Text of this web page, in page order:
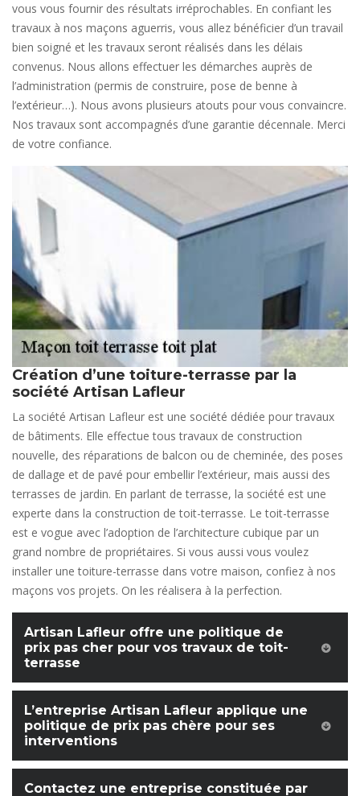
vous vous fournir des résultats irréprochables. En confiant les
travaux à nos maçons aguerris, vous allez bénéficier d’un travail
bien soigné et les travaux seront réalisés dans les délais
convenus. Nous allons effectuer les démarches auprès de
l’administration (permis de construire, pose de benne à
l’extérieur…). Nous avons plusieurs atouts pour vous convaincre.
Nos travaux sont accompagnés d’une garantie décennale. Merci
de votre confiance.
Création d’une toiture-terrasse par la
société Artisan Lafleur
La société Artisan Lafleur est une société dédiée pour travaux
de bâtiments. Elle effectue tous travaux de construction
nouvelle, des réparations de balcon ou de cheminée, des poses
de dallage et de pavé pour embellir l’extérieur, mais aussi des
terrasses de jardin. En parlant de terrasse, la société est une
experte dans la construction de toit-terrasse. Le toit-terrasse
est e vogue avec l’adoption de l’architecture cubique par un
grand nombre de propriétaires. Si vous aussi vous voulez
installer une toiture-terrasse dans votre maison, confiez à nos
maçons vos projets. On les réalisera à la perfection.
Artisan Lafleur offre une politique de
prix pas cher pour vos travaux de toit-
terrasse
L’entreprise Artisan Lafleur applique une
politique de prix pas chère pour ses
interventions
Contactez une entreprise constituée par